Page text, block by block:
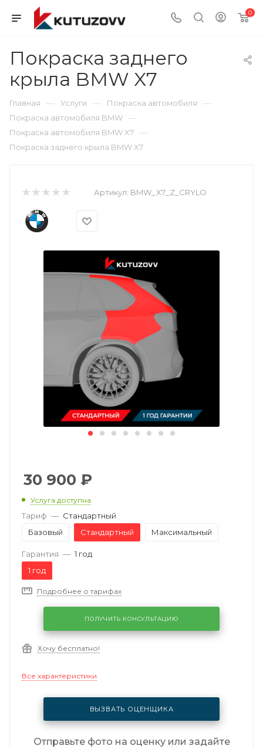
0
Покраска заднего
крыла BMW X7
Главная — Услуги — Покраска автомобиля —
Покраска автомобиля BMW —
Покраска автомобиля BMW X7 —
Покраска заднего крыла BMW X7
Артикул: BMW_X7_Z_CRYLO
30 900 ₽
Услуга доступна
Тариф — Стандартный
Базовый
Стандартный Максимальный
Гарантия — 1 год
1 год
Подробнее о тарифах
ПОЛУЧИТЬ КОНСУЛЬТАЦИЮ
Хочу бесплатно!
Все характеристики
ВЫЗВАТЬ ОЦЕНЩИКА
Отправьте фото на оценку или задайте